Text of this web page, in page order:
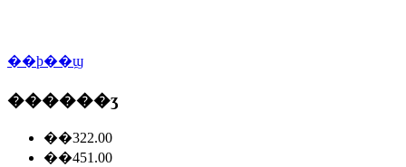
��ϸ��ϣ
������ʒ
��322.00
��451.00